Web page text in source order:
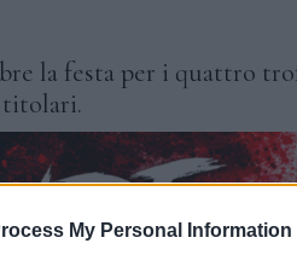
My Personal Information
la festa per i quattro
titolari.